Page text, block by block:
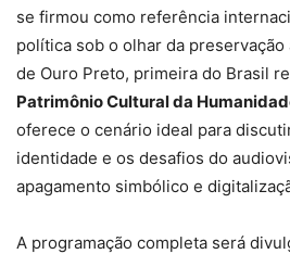
se firmou como referência
política sob o olhar da
de Ouro Preto, primeira do Brasil
Patrimônio Cultural da
oferece o cenário ideal para
identidade e os desafios do
apagamento simbólico e
A programação completa será